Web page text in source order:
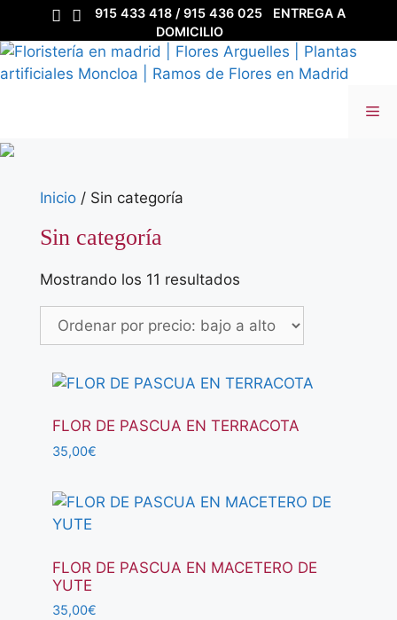
contenido
915 433 418 / 915 436 025
ENTREGA A
DOMICILIO
Inicio / Sin categoría
Sin categoría
Mostrando los 11 resultados
precio:
bajo
alto
FLOR DE PASCUA EN TERRACOTA
35,00€
FLOR DE PASCUA EN MACETERO DE
YUTE
35,00€